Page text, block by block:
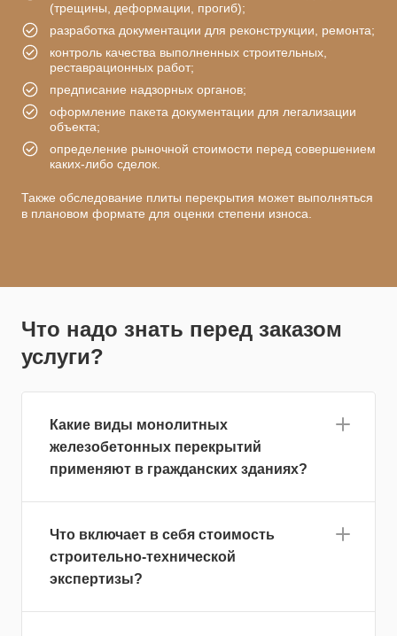
(трещины, деформации, прогиб);
разработка документации для реконструкции, ремонта;
контроль качества выполненных строительных,
реставрационных работ;
предписание надзорных органов;
оформление пакета документации для легализации
объекта;
определение рыночной стоимости перед совершением
каких-либо сделок.
Также обследование плиты перекрытия может выполняться
в плановом формате для оценки степени износа.
Что надо знать перед заказом
услуги?
Какие виды монолитных
железобетонных перекрытий
применяют в гражданских зданиях?
Что включает в себя стоимость
строительно-технической
экспертизы?